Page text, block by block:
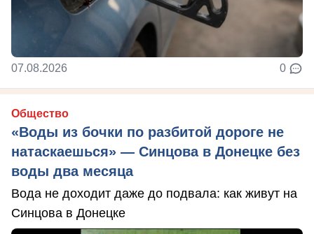
07.08.2026 0
Общество
«Воды из бочки по разбитой дороге не
натаскаешься» — Синцова в Донецке без
воды два месяца
Вода не доходит даже до подвала: как живут на
Синцова в Донецке